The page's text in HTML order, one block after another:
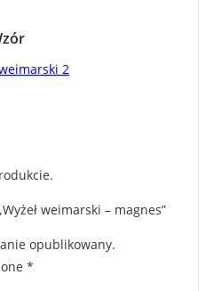
2
weimarski – magnes”
opublikowany.
*